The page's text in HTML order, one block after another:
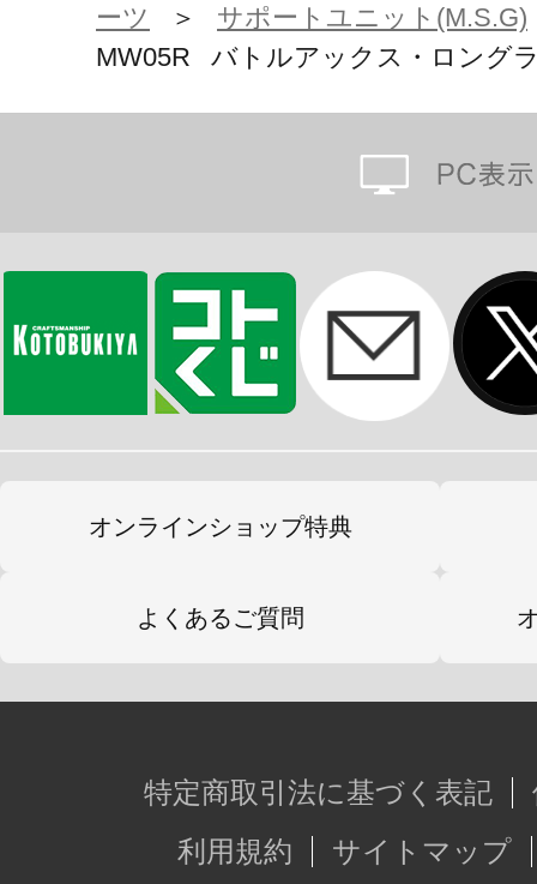
ーツ
＞ サポートユニット(M.S.G)
MW05R バトルアックス・ロング
オンラインショップ特典
よくあるご質問
特定商取引法に基づく表記
利用規約
サイトマップ